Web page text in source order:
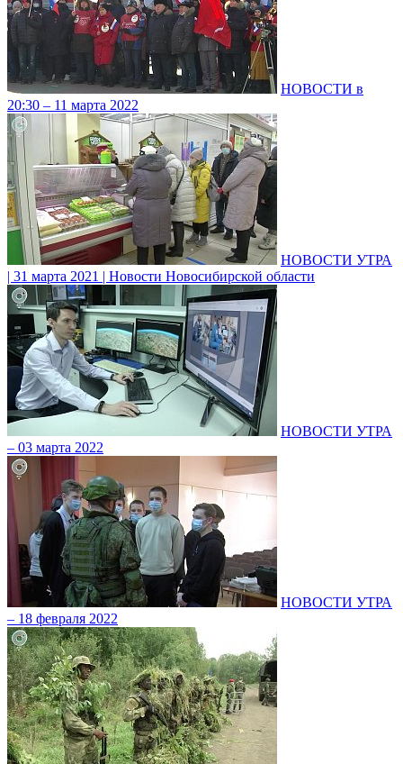
НОВОСТИ в
20:30 – 11 марта 2022
НОВОСТИ УТРА
| 31 марта 2021 | Новости Новосибирской области
НОВОСТИ УТРА
– 03 марта 2022
НОВОСТИ УТРА
– 18 февраля 2022